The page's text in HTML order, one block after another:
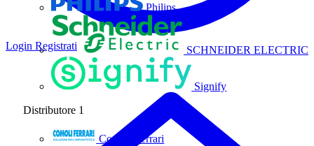
Philips
SCHNEIDER ELECTRIC
Signify
Distributore 1
Comoli Ferrari
Login Registrati